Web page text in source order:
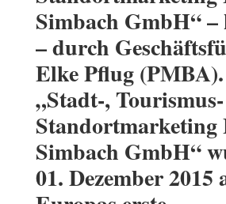
Simbach GmbH“
– durch
Elke Pflug
„Stadt-,
Standortmarketing
Simbach GmbH“
01. Dezember 2015